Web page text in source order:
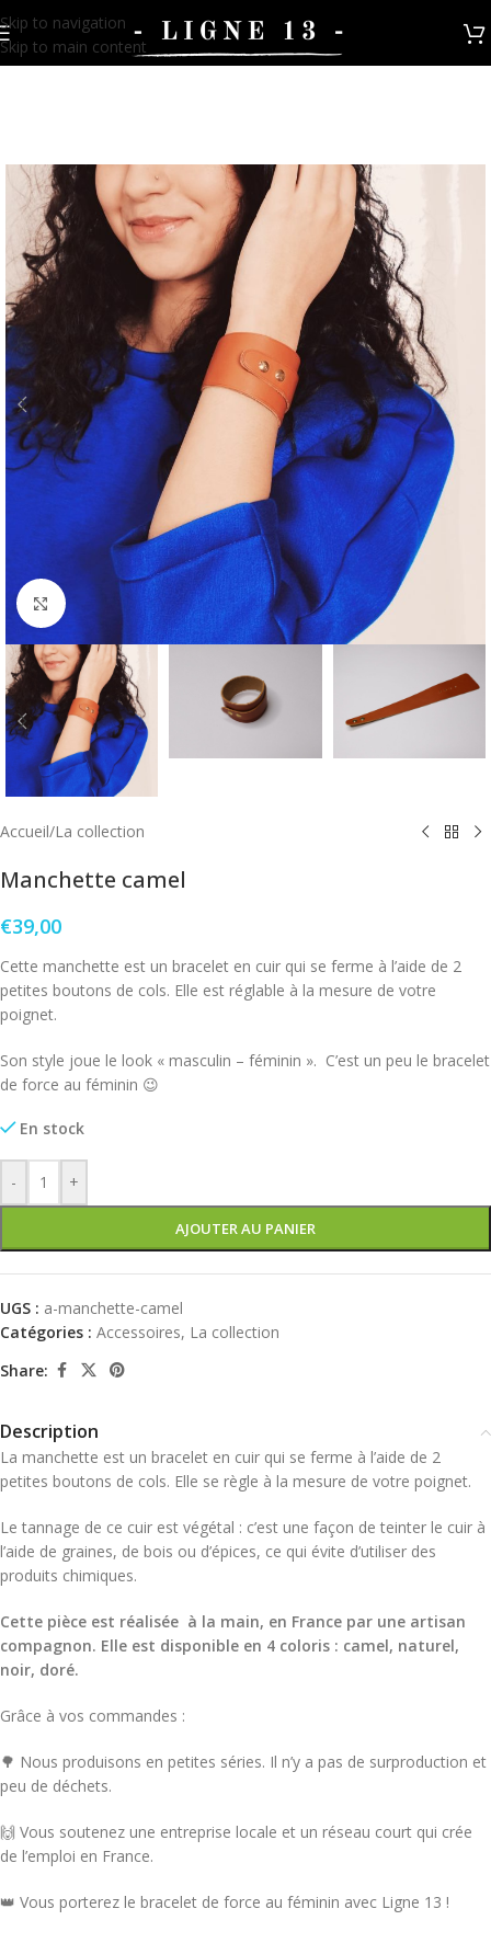
Skip to navigation
Skip to main content
Click to enlarge
Accueil/La collection
Manchette camel
€39,00
Cette manchette est un bracelet en cuir qui se ferme à l’aide de 2
petites boutons de cols. Elle est réglable à la mesure de votre
poignet.
Son style joue le look « masculin – féminin ». C’est un peu le bracelet
de force au féminin 😉
En stock
- +
AJOUTER AU PANIER
UGS : a-manchette-camel
Catégories : Accessoires, La collection
Share:
Description
La manchette est un bracelet en cuir qui se ferme à l’aide de 2
petites boutons de cols. Elle se règle à la mesure de votre poignet.
Le tannage de ce cuir est végétal : c’est une façon de teinter le cuir à
l’aide de graines, de bois ou d’épices, ce qui évite d’utiliser des
produits chimiques.
Cette pièce est réalisée à la main, en France par une artisan
compagnon. Elle est disponible en 4 coloris : camel, naturel,
noir, doré.
Grâce à vos commandes :
🌳 Nous produisons en petites séries. Il n’y a pas de surproduction et
peu de déchets.
🙌 Vous soutenez une entreprise locale et un réseau court qui crée
de l’emploi en France.
👑 Vous porterez le bracelet de force au féminin avec Ligne 13 !